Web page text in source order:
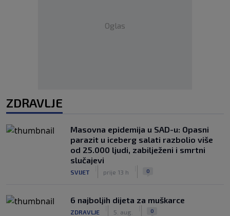
Oglas
ZDRAVLJE
Masovna epidemija u SAD-u: Opasni
parazit u iceberg salati razbolio više
od 25.000 ljudi, zabilježeni i smrtni
slučajevi
SVIJET prije 13 h 0
6 najboljih dijeta za muškarce
ZDRAVLJE 5. aug. 0